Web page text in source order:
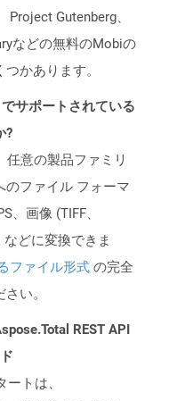
Gutenberg、
などの無料のMobiの
かあります。
サポートされている
?
意の製品ファミリ
のファイル フォーマ
、画像 (TIFF、
などに変換できま
ファイル形式 の完全
い。
REST API
ートは、